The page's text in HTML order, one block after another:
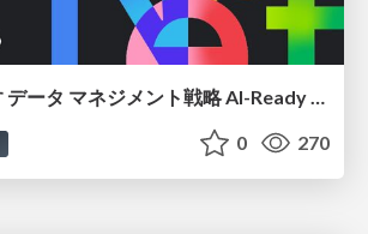
0 270